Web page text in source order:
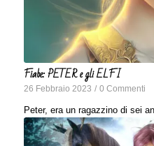
Fiabe: PETER e gli ELFI
26 Febbraio 2023 / 0 Commenti
Peter, era un ragazzino di sei